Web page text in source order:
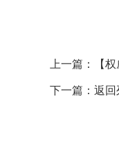
上一篇： 【
下一篇： 返回